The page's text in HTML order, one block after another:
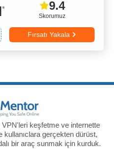
Skorumuz
9.4
Fırsatı Yakala
keşfetme ve internette
gerçekten dürüst,
bir araç sunmak için kurduk.